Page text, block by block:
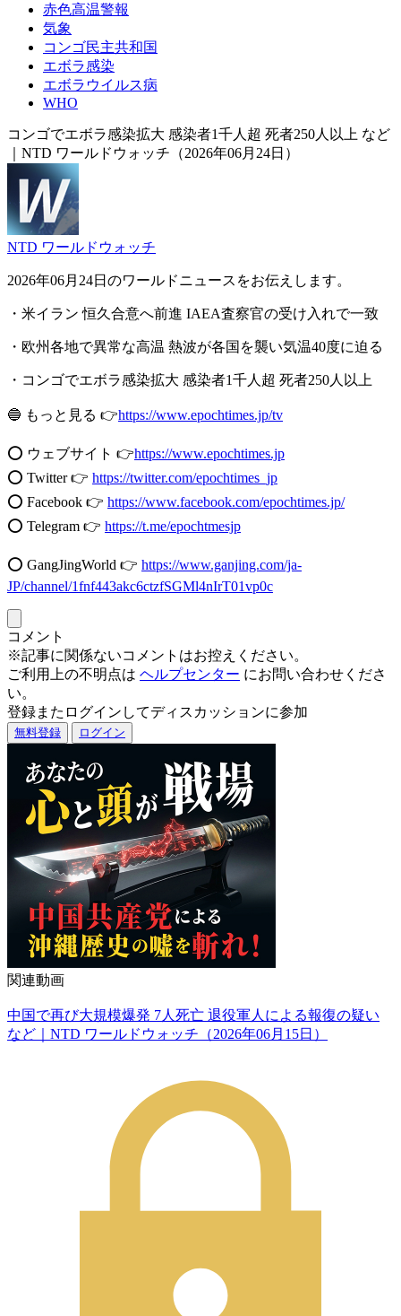
赤色高温警報
気象
コンゴ民主共和国
エボラ感染
エボラウイルス病
WHO
コンゴでエボラ感染拡大 感染者1千人超 死者250人以上 など
｜NTD ワールドウォッチ（2026年06月24日）
NTD ワールドウォッチ
2026年06月24日のワールドニュースをお伝えします。
・米イラン 恒久合意へ前進 IAEA査察官の受け入れで一致
・欧州各地で異常な高温 熱波が各国を襲い気温40度に迫る
・コンゴでエボラ感染拡大 感染者1千人超 死者250人以上
🔵 もっと見る 👉https://www.epochtimes.jp/tv
⭕️ ウェブサイト 👉https://www.epochtimes.jp
⭕️ Twitter 👉 https://twitter.com/epochtimes_jp
⭕️ Facebook 👉 https://www.facebook.com/epochtimes.jp/
⭕️ Telegram 👉 https://t.me/epochtmesjp
⭕️ GangJingWorld 👉 https://www.ganjing.com/ja-
JP/channel/1fnf443akc6ctzfSGMl4nIrT01vp0c
コメント
※記事に関係ないコメントはお控えください。
ご利用上の不明点は ヘルプセンター にお問い合わせくださ
い。
登録またログインしてディスカッションに参加
無料登録 ログイン
関連動画
中国で再び大規模爆発 7人死亡 退役軍人による報復の疑い
など｜NTD ワールドウォッチ（2026年06月15日）